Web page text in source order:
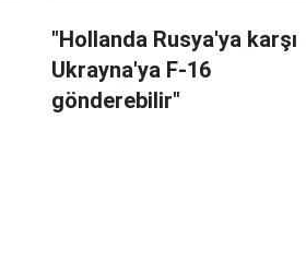
"Hollanda Rusya'ya karşı
Ukrayna'ya F-16
gönderebilir"